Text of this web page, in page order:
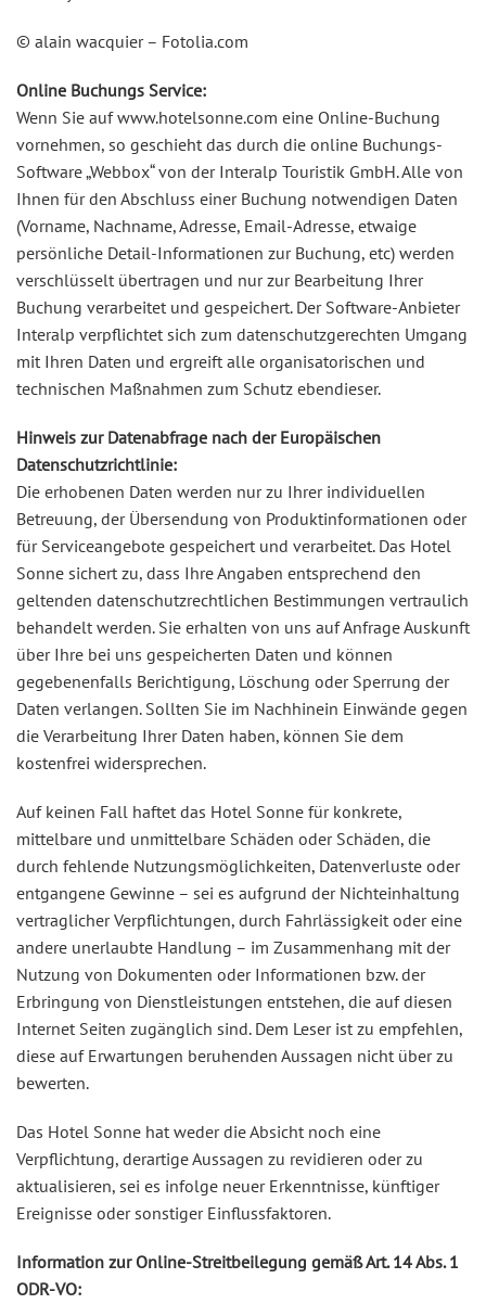
© alain wacquier – Fotolia.com
Online Buchungs Service:
Wenn Sie auf www.hotelsonne.com eine Online-Buchung
vornehmen, so geschieht das durch die online Buchungs-
Software „Webbox“ von der Interalp Touristik GmbH. Alle von
Ihnen für den Abschluss einer Buchung notwendigen Daten
(Vorname, Nachname, Adresse, Email-Adresse, etwaige
persönliche Detail-Informationen zur Buchung, etc) werden
verschlüsselt übertragen und nur zur Bearbeitung Ihrer
Buchung verarbeitet und gespeichert. Der Software-Anbieter
Interalp verpflichtet sich zum datenschutzgerechten Umgang
mit Ihren Daten und ergreift alle organisatorischen und
technischen Maßnahmen zum Schutz ebendieser.
Hinweis zur Datenabfrage nach der Europäischen
Datenschutzrichtlinie:
Die erhobenen Daten werden nur zu Ihrer individuellen
Betreuung, der Übersendung von Produktinformationen oder
für Serviceangebote gespeichert und verarbeitet. Das Hotel
Sonne sichert zu, dass Ihre Angaben entsprechend den
geltenden datenschutzrechtlichen Bestimmungen vertraulich
behandelt werden. Sie erhalten von uns auf Anfrage Auskunft
über Ihre bei uns gespeicherten Daten und können
gegebenenfalls Berichtigung, Löschung oder Sperrung der
Daten verlangen. Sollten Sie im Nachhinein Einwände gegen
die Verarbeitung Ihrer Daten haben, können Sie dem
kostenfrei widersprechen.
Auf keinen Fall haftet das Hotel Sonne für konkrete,
mittelbare und unmittelbare Schäden oder Schäden, die
durch fehlende Nutzungsmöglichkeiten, Datenverluste oder
entgangene Gewinne – sei es aufgrund der Nichteinhaltung
vertraglicher Verpflichtungen, durch Fahrlässigkeit oder eine
andere unerlaubte Handlung – im Zusammenhang mit der
Nutzung von Dokumenten oder Informationen bzw. der
Erbringung von Dienstleistungen entstehen, die auf diesen
Internet Seiten zugänglich sind. Dem Leser ist zu empfehlen,
diese auf Erwartungen beruhenden Aussagen nicht über zu
bewerten.
Das Hotel Sonne hat weder die Absicht noch eine
Verpflichtung, derartige Aussagen zu revidieren oder zu
aktualisieren, sei es infolge neuer Erkenntnisse, künftiger
Ereignisse oder sonstiger Einflussfaktoren.
Information zur Online-Streitbeilegung gemäß Art. 14 Abs. 1
ODR-VO: